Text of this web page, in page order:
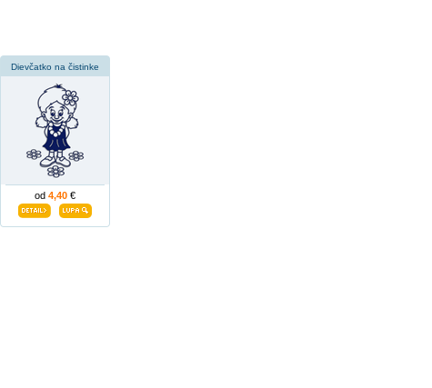
Dievčatko na čistinke
od 4,40€